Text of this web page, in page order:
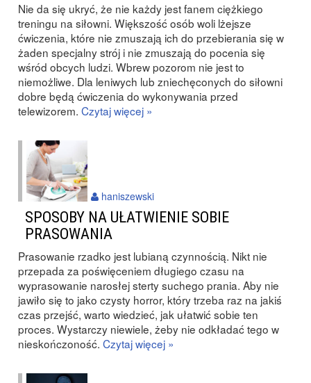
Nie da się ukryć, że nie każdy jest fanem ciężkiego
treningu na siłowni. Większość osób woli lżejsze
ćwiczenia, które nie zmuszają ich do przebierania się w
żaden specjalny strój i nie zmuszają do pocenia się
wśród obcych ludzi. Wbrew pozorom nie jest to
niemożliwe. Dla leniwych lub zniechęconych do siłowni
dobre będą ćwiczenia do wykonywania przed
telewizorem. Czytaj więcej »
SPOSOBY NA UŁATWIENIE SOBIE
PRASOWANIA
Prasowanie rzadko jest lubianą czynnością. Nikt nie
przepada za poświęceniem długiego czasu na
wyprasowanie narosłej sterty suchego prania. Aby nie
jawiło się to jako czysty horror, który trzeba raz na jakiś
czas przejść, warto wiedzieć, jak ułatwić sobie ten
proces. Wystarczy niewiele, żeby nie odkładać tego w
nieskończoność. Czytaj więcej »
haniszewski